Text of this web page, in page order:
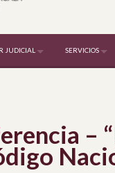
JUDICIAL SERVICIOS
–